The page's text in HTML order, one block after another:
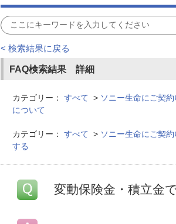
< 検索結果に戻る
FAQ検索結果 詳細
カテゴリー： すべて > ソニー生命にご契
について
カテゴリー： すべて > ソニー生命にご契
する
変動保険金・積立金